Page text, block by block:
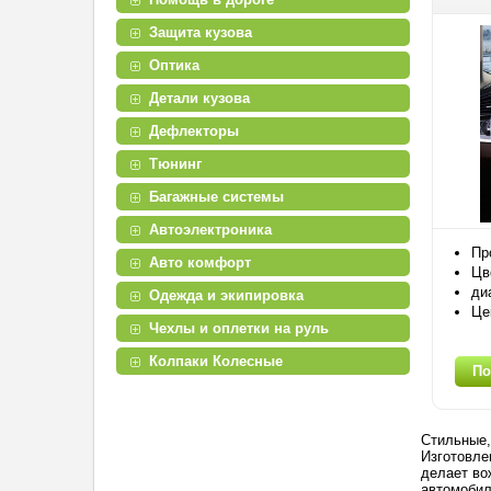
Защита кузова
Оптика
Детали кузова
Дефлекторы
Тюнинг
Багажные системы
Автоэлектроника
Авто комфорт
Одежда и экипировка
Чехлы и оплетки на руль
Колпаки Колесные
делает